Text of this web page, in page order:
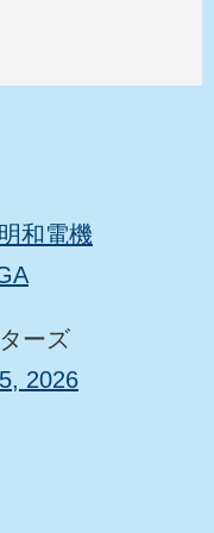
和電機
ーズ
2026